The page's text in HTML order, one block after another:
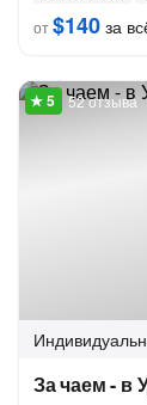
от$140 за
52 отзыва
За чаем - в